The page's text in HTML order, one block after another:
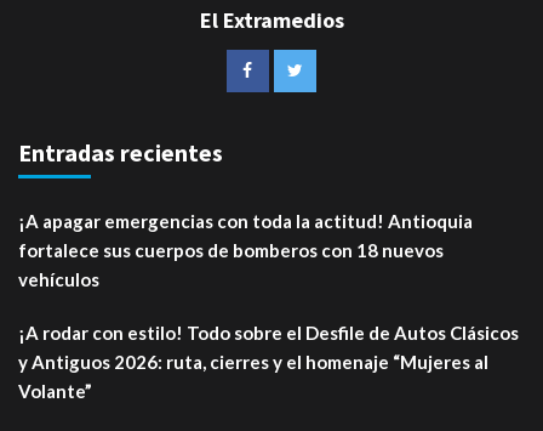
El Extramedios
Entradas recientes
¡A apagar emergencias con toda la actitud! Antioquia
fortalece sus cuerpos de bomberos con 18 nuevos
vehículos
¡A rodar con estilo! Todo sobre el Desfile de Autos Clásicos
y Antiguos 2026: ruta, cierres y el homenaje “Mujeres al
Volante”